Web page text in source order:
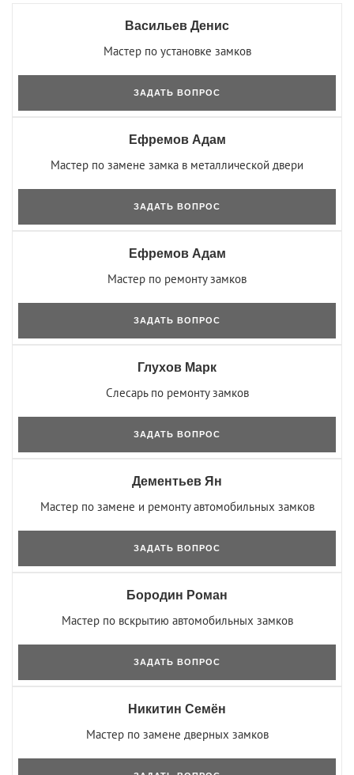
Васильев Денис
Мастер по установке замков
ЗАДАТЬ ВОПРОС
Ефремов Адам
Мастер по замене замка в металлической двери
ЗАДАТЬ ВОПРОС
Ефремов Адам
Мастер по ремонту замков
ЗАДАТЬ ВОПРОС
Глухов Марк
Слесарь по ремонту замков
ЗАДАТЬ ВОПРОС
Дементьев Ян
Мастер по замене и ремонту автомобильных замков
ЗАДАТЬ ВОПРОС
Бородин Роман
Мастер по вскрытию автомобильных замков
ЗАДАТЬ ВОПРОС
Никитин Семён
Мастер по замене дверных замков